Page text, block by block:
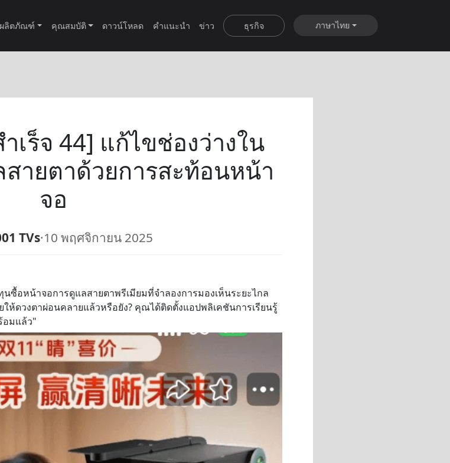
ผลิตภัณฑ์ คุณสมบัติ ดาวน์โหลด คำแนะนำ ข่าว ธุรกิจ ภาษาไทย
เร็จ 44] แก้ไขช่องว่างใน
ายตาด้วยการสะท้อนหน้า
จอ
TVs·10 พฤศจิกายน 2025
หน้าจอการดูแลสายตาพรีเมียมที่จำลองการมองเห็นระยะไกล
ห้ดวงตาผ่อนคลายแล้วหรือยัง? คุณได้ติดตั้งแอปพลิเคชันการเรียนรู้
อมแล้ว"